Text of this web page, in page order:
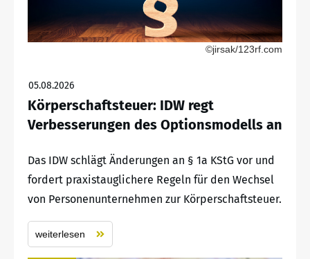
©jirsak/123rf.com
05.08.2026
Körperschaftsteuer: IDW regt
Verbesserungen des Optionsmodells an
Das IDW schlägt Änderungen an § 1a KStG vor und
fordert praxistauglichere Regeln für den Wechsel
von Personenunternehmen zur Körperschaftsteuer.
weiterlesen